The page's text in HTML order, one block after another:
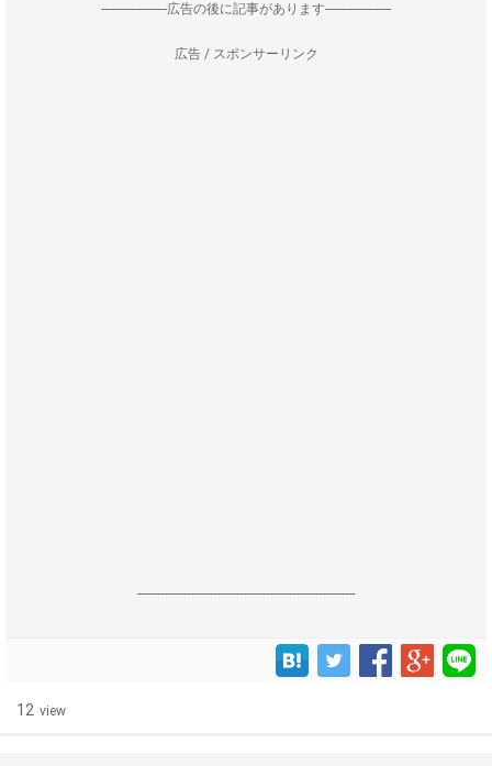
--------------------広告の後に記事があります--------------------
広告 / スポンサーリンク
------------------------------------------------------------------
12 view